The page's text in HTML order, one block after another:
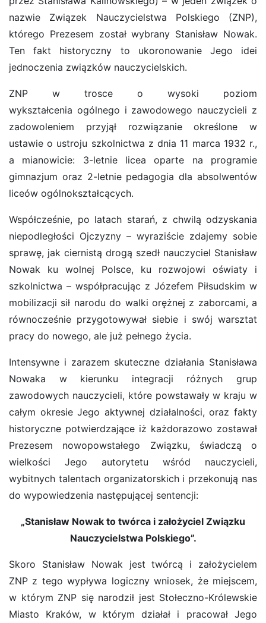
nazwie Związek Nauczycielstwa Polskiego (ZNP),
którego Prezesem został wybrany Stanisław Nowak.
Ten fakt historyczny to ukoronowanie Jego idei
jednoczenia związków nauczycielskich.
ZNP w trosce o wysoki poziom
wykształcenia ogólnego i zawodowego nauczycieli z
zadowoleniem przyjął rozwiązanie określone w
ustawie o ustroju szkolnictwa z dnia 11 marca 1932 r.,
a mianowicie: 3-letnie licea oparte na programie
gimnazjum oraz 2-letnie pedagogia dla absolwentów
liceów ogólnokształcących.
Współcześnie, po latach starań, z chwilą odzyskania
niepodległości Ojczyzny – wyraziście zdajemy sobie
sprawę, jak ciernistą drogą szedł nauczyciel Stanisław
Nowak ku wolnej Polsce, ku rozwojowi oświaty i
szkolnictwa – współpracując z Józefem Piłsudskim w
mobilizacji sił narodu do walki orężnej z zaborcami, a
równocześnie przygotowywał siebie i swój warsztat
pracy do nowego, ale już pełnego życia.
Intensywne i zarazem skuteczne działania Stanisława
Nowaka w kierunku integracji różnych grup
zawodowych nauczycieli, które powstawały w kraju w
całym okresie Jego aktywnej działalności, oraz fakty
historyczne potwierdzające iż każdorazowo zostawał
Prezesem nowopowstałego Związku, świadczą o
wielkości Jego autorytetu wśród nauczycieli,
wybitnych talentach organizatorskich i przekonują nas
do wypowiedzenia następującej sentencji:
„Stanisław Nowak to twórca i założyciel Związku
Nauczycielstwa Polskiego”.
Skoro Stanisław Nowak jest twórcą i założycielem
ZNP z tego wypływa logiczny wniosek, że miejscem,
w którym ZNP się narodził jest Stołeczno-Królewskie
Miasto Kraków, w którym działał i pracował Jego